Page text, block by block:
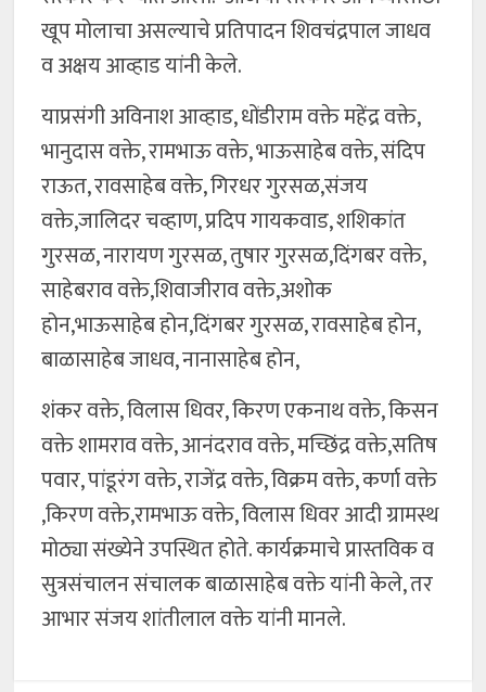
खूप मोलाचा असल्याचे प्रतिपादन शिवचंद्रपाल जाधव
व अक्षय आव्हाड यांनी केले.
याप्रसंगी अविनाश आव्हाड, धोंडीराम वक्ते महेंद्र वक्ते,
भानुदास वक्ते, रामभाऊ वक्ते, भाऊसाहेब वक्ते, संदिप
राऊत, रावसाहेब वक्ते, गिरधर गुरसळ,संजय
वक्ते,जालिदर चव्हाण, प्रदिप गायकवाड, शशिकांत
गुरसळ, नारायण गुरसळ, तुषार गुरसळ,दिंगबर वक्ते,
साहेबराव वक्ते,शिवाजीराव वक्ते,अशोक
होन,भाऊसाहेब होन,दिंगबर गुरसळ, रावसाहेब होन,
बाळासाहेब जाधव, नानासाहेब होन,
शंकर वक्ते, विलास धिवर, किरण एकनाथ वक्ते, किसन
वक्ते शामराव वक्ते, आनंदराव वक्ते, मच्छिंद्र वक्ते,सतिष
पवार, पांडूरंग वक्ते, राजेंद्र वक्ते, विक्रम वक्ते, कर्णा वक्ते
,किरण वक्ते,रामभाऊ वक्ते, विलास धिवर आदी ग्रामस्थ
मोठ्या संख्येने उपस्थित होते. कार्यक्रमाचे प्रास्तविक व
सुत्रसंचालन संचालक बाळासाहेब वक्ते यांनी केले, तर
आभार संजय शांतीलाल वक्ते यांनी मानले.